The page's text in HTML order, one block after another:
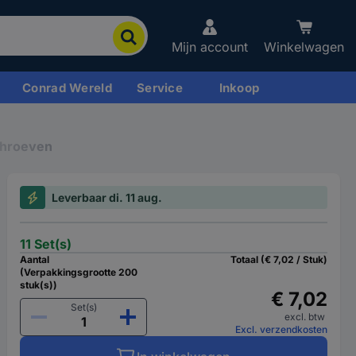
Mijn account Winkelwagen
Conrad Wereld Service Inkoop
Leverbaar di. 11 aug.
11 Set(s)
Aantal
(Verpakkingsgrootte 200
stuk(s))
Set(s)
Totaal (€ 7,02 / Stuk)
€ 7,02
excl. btw
Excl. verzendkosten